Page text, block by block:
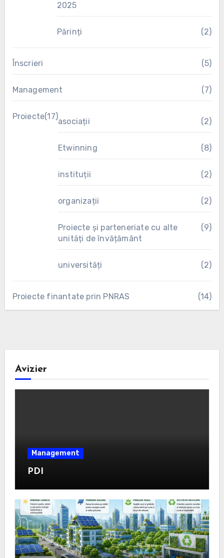
2025
Părinți (2)
Înscrieri (5)
Management (7)
Proiecte(17)
asociații (2)
Etwinning (8)
instituții (2)
organizații (2)
Proiecte și parteneriate cu alte
unități de învățământ
(9)
universități (2)
Proiecte finantate prin PNRAS (14)
Avizier
Management
PDI